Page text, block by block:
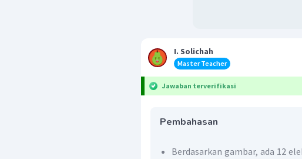
I. Solichah
Master Teacher
Jawaban terverifikasi
Pembahasan
Berdasarkan gambar, ada 12